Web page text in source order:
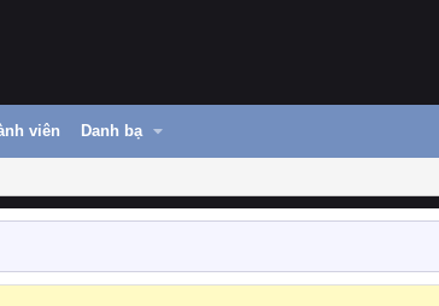
viên Danh bạ